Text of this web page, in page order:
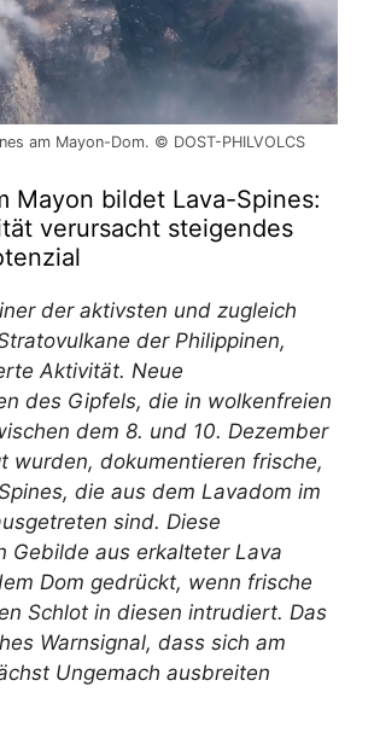
am Mayon-Dom. © DOST-PHILVOLCS
Mayon bildet Lava-Spines:
verursacht steigendes
der aktivsten und zugleich
der Philippinen,
Aktivität. Neue
des Gipfels, die in wolkenfreien
dem 8. und 10. Dezember
wurden, dokumentieren frische,
die aus dem Lavadom im
sind. Diese
Gebilde aus erkalteter Lava
Dom gedrückt, wenn frische
Schlot in diesen intrudiert. Das
Warnsignal, dass sich am
Ungemach ausbreiten